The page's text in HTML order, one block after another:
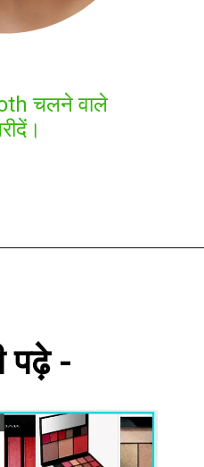
चलने वाले
पढ़े -